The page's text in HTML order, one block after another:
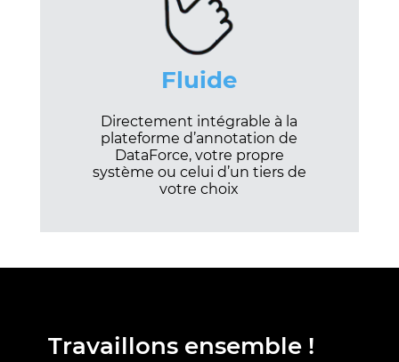
Fluide
Directement intégrable à la
plateforme d’annotation de
DataForce, votre propre
système ou celui d’un tiers de
votre choix
Travaillons ensemble !